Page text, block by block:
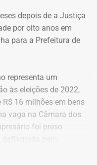
depois de a Justiça
por oito anos em
para a Prefeitura de
representa um
às eleições de 2022,
16 milhões em bens
vaga na Câmara dos
foi preso
(MPRJ), que